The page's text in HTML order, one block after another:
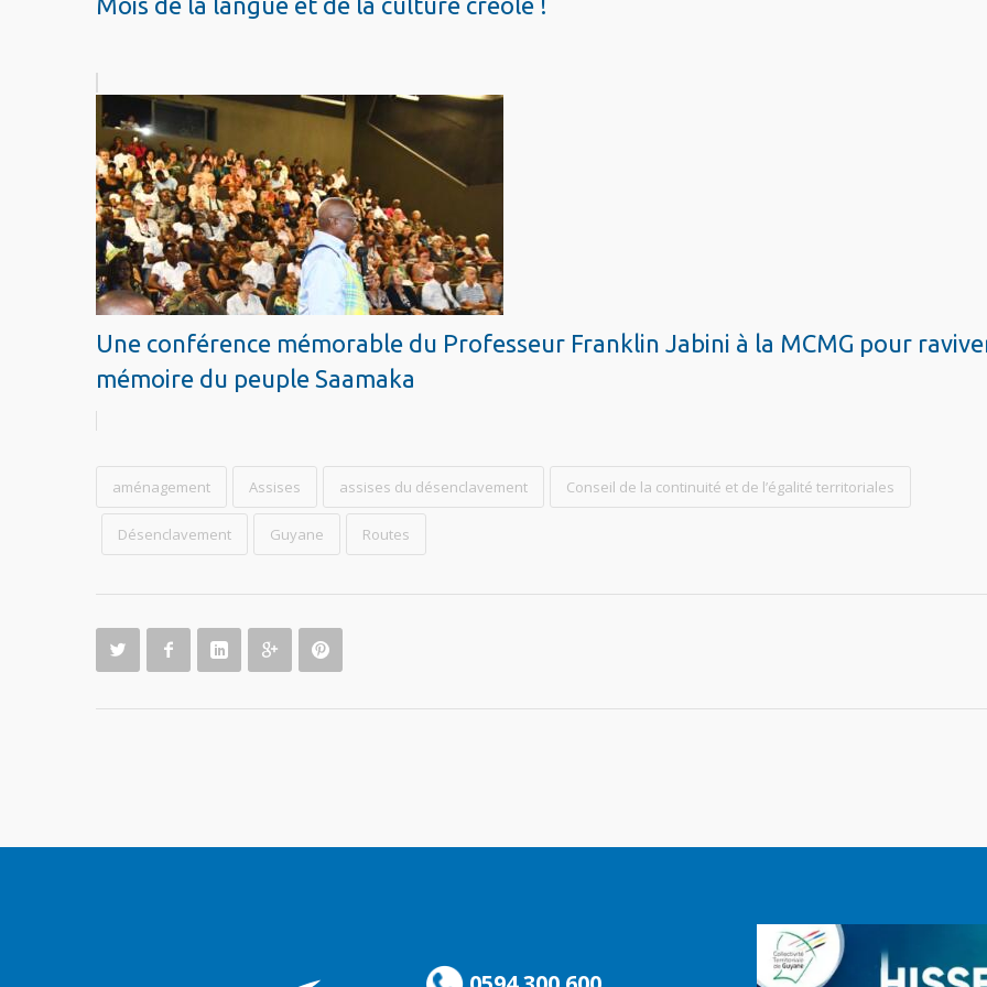
Une conférence mémorable du Professeur Franklin Jabini à la MCMG pour
mémoire du peuple Saamaka
aménagement Assises assises du désenclavement Conseil de la continuité et de l’égalité territoriales
Désenclavement Guyane Routes
0594 300 600